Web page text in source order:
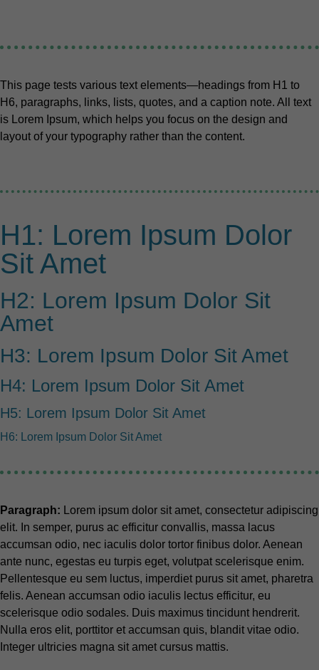
This page tests various text elements—headings from H1 to
H6, paragraphs, links, lists, quotes, and a caption note. All text
is Lorem Ipsum, which helps you focus on the design and
layout of your typography rather than the content.
H1: Lorem Ipsum Dolor
Sit Amet
H2: Lorem Ipsum Dolor Sit
Amet
H3: Lorem Ipsum Dolor Sit Amet
H4: Lorem Ipsum Dolor Sit Amet
H5: Lorem Ipsum Dolor Sit Amet
H6: Lorem Ipsum Dolor Sit Amet
Paragraph: Lorem ipsum dolor sit amet, consectetur adipiscing
elit. In semper, purus ac efficitur convallis, massa lacus
accumsan odio, nec iaculis dolor tortor finibus dolor. Aenean
ante nunc, egestas eu turpis eget, volutpat scelerisque enim.
Pellentesque eu sem luctus, imperdiet purus sit amet, pharetra
felis. Aenean accumsan odio iaculis lectus efficitur, eu
scelerisque odio sodales. Duis maximus tincidunt hendrerit.
Nulla eros elit, porttitor et accumsan quis, blandit vitae odio.
Integer ultricies magna sit amet cursus mattis.